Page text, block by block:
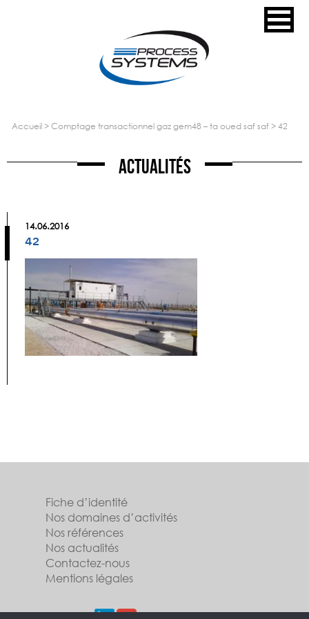
accueil> comptage transactionnel gaz gem48 – ta oued saf saf> 42
Actualités
14.06.2016
42
Fiche d’identité
Nos domaines d’activités
Nos références
Nos actualités
Contactez-nous
Mentions légales